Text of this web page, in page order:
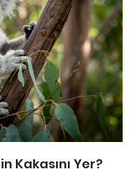
Kakasını Yer?